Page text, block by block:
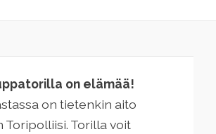
on elämää!
on tietenkin aito
Toripolliisi. Torilla voit